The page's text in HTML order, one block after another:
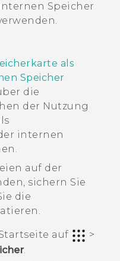
Speicher
als
Speicher
die
der Nutzung
internen
auf der
sichern Sie
die
auf
>
.